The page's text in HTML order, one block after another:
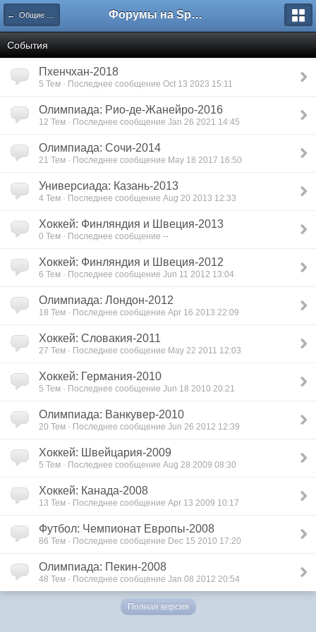
← Общие спортивные форумы Форумы на Sportbox.ru
Cобытия
Пхенчхан-2018
5 Тем · Последнее сообщение Oct 13 2023 15:11
Олимпиада: Рио-де-Жанейро-2016
12 Тем · Последнее сообщение Jan 26 2021 14:45
Олимпиада: Сочи-2014
21 Тем · Последнее сообщение May 18 2017 16:50
Универсиада: Казань-2013
4 Тем · Последнее сообщение Aug 20 2013 12:33
Хоккей: Финляндия и Швеция-2013
0 Тем · Последнее сообщение --
Хоккей: Финляндия и Швеция-2012
6 Тем · Последнее сообщение Jun 11 2012 13:04
Олимпиада: Лондон-2012
18 Тем · Последнее сообщение Apr 16 2013 22:09
Хоккей: Словакия-2011
27 Тем · Последнее сообщение May 22 2011 12:03
Хоккей: Германия-2010
5 Тем · Последнее сообщение Jun 18 2010 20:21
Олимпиада: Ванкувер-2010
20 Тем · Последнее сообщение Jun 26 2012 12:39
Хоккей: Швейцария-2009
5 Тем · Последнее сообщение Aug 28 2009 08:30
Хоккей: Канада-2008
13 Тем · Последнее сообщение Apr 13 2009 10:17
Футбол: Чемпионат Европы-2008
86 Тем · Последнее сообщение Dec 15 2010 17:20
Олимпиада: Пекин-2008
48 Тем · Последнее сообщение Jan 08 2012 20:54
Полная версия